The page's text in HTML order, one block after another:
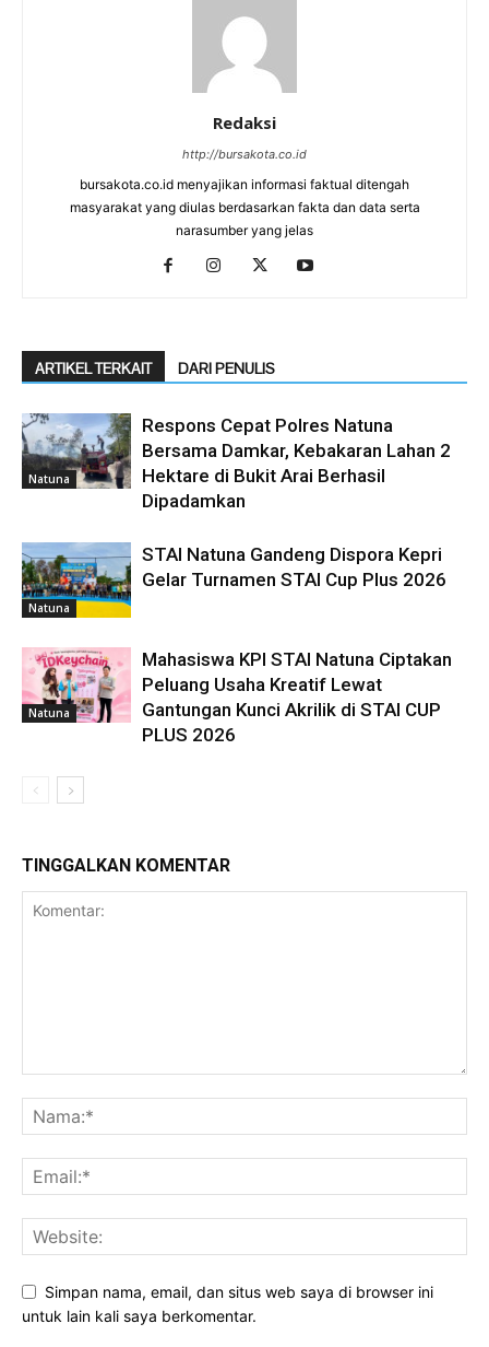
Redaksi
http://bursakota.co.id
bursakota.co.id menyajikan informasi faktual ditengah
masyarakat yang diulas berdasarkan fakta dan data serta
narasumber yang jelas
ARTIKEL TERKAIT DARI PENULIS
Natuna
Respons Cepat Polres Natuna
Bersama Damkar, Kebakaran Lahan 2
Hektare di Bukit Arai Berhasil
Dipadamkan
Natuna
STAI Natuna Gandeng Dispora Kepri
Gelar Turnamen STAI Cup Plus 2026
Natuna
Mahasiswa KPI STAI Natuna Ciptakan
Peluang Usaha Kreatif Lewat
Gantungan Kunci Akrilik di STAI CUP
PLUS 2026
TINGGALKAN KOMENTAR
Simpan nama, email, dan situs web saya di browser ini
untuk lain kali saya berkomentar.